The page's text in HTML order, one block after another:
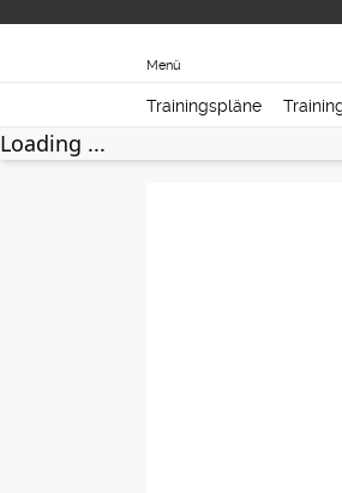
Menü
Trainingspläne
Loading ...